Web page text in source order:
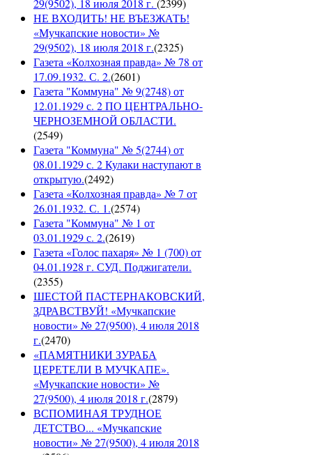
29(9502), 18 июля 2018 г. (2399)
НЕ ВХОДИТЬ! НЕ ВЪЕЗЖАТЬ!
«Мучкапские новости» №
29(9502), 18 июля 2018 г.(2325)
Газета «Колхозная правда» № 78 от
17.09.1932. С. 2.(2601)
Газета "Коммуна" № 9(2748) от
12.01.1929 с. 2 ПО ЦЕНТРАЛЬНО-
ЧЕРНОЗЕМНОЙ ОБЛАСТИ.
(2549)
Газета "Коммуна" № 5(2744) от
08.01.1929 с. 2 Кулаки наступают в
открытую.(2492)
Газета «Колхозная правда» № 7 от
26.01.1932. С. 1.(2574)
Газета "Коммуна" № 1 от
03.01.1929 с. 2.(2619)
Газета «Голос пахаря» № 1 (700) от
04.01.1928 г. СУД. Поджигатели.
(2355)
ШЕСТОЙ ПАСТЕРНАКОВСКИЙ,
ЗДРАВСТВУЙ! «Мучкапские
новости» № 27(9500), 4 июля 2018
г.(2470)
«ПАМЯТНИКИ ЗУРАБА
ЦЕРЕТЕЛИ В МУЧКАПЕ».
«Мучкапские новости» №
27(9500), 4 июля 2018 г.(2879)
ВСПОМИНАЯ ТРУДНОЕ
ДЕТСТВО... «Мучкапские
новости» № 27(9500), 4 июля 2018